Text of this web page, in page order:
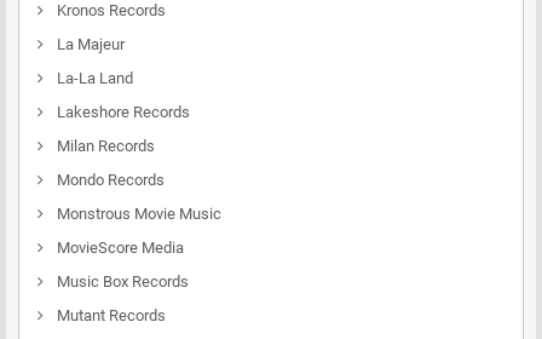
Kronos Records
La Majeur
La-La Land
Lakeshore Records
Milan Records
Mondo Records
Monstrous Movie Music
MovieScore Media
Music Box Records
Mutant Records